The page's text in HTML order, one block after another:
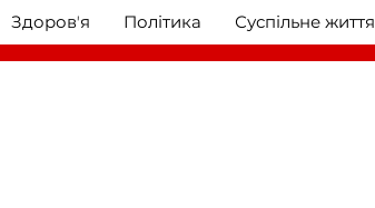
Здоровʼя Політика Суспільне життя